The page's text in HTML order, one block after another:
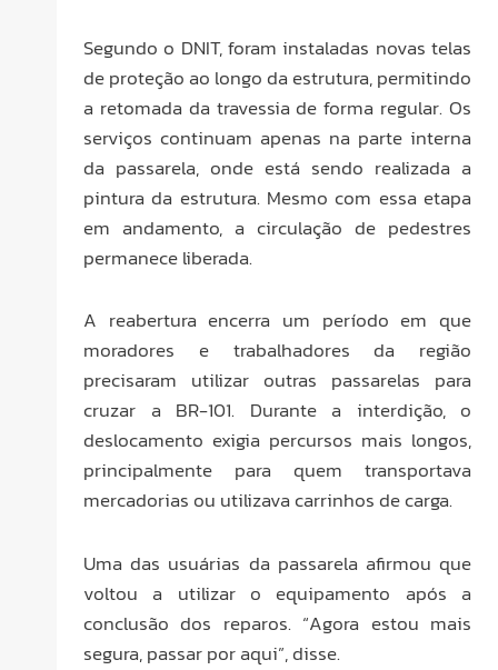
Segundo o DNIT, foram instaladas novas telas
de proteção ao longo da estrutura, permitindo
a retomada da travessia de forma regular. Os
serviços continuam apenas na parte interna
da passarela, onde está sendo realizada a
pintura da estrutura. Mesmo com essa etapa
em andamento, a circulação de pedestres
permanece liberada.
A reabertura encerra um período em que
moradores e trabalhadores da região
precisaram utilizar outras passarelas para
cruzar a BR-101. Durante a interdição, o
deslocamento exigia percursos mais longos,
principalmente para quem transportava
mercadorias ou utilizava carrinhos de carga.
Uma das usuárias da passarela afirmou que
voltou a utilizar o equipamento após a
conclusão dos reparos. “Agora estou mais
segura, passar por aqui”, disse.